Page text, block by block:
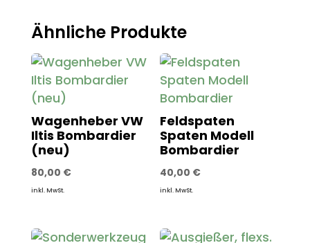
Ähnliche Produkte
Wagenheber VW
Iltis Bombardier
(neu)
80,00 €
inkl. MwSt.
Feldspaten
Spaten Modell
Bombardier
40,00 €
inkl. MwSt.